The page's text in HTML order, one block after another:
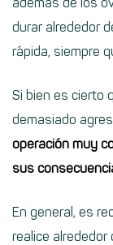
durar alrededor
rápida, siempre
Si bien es cierto
demasiado
operación muy
sus
En general, es
realice alrededor